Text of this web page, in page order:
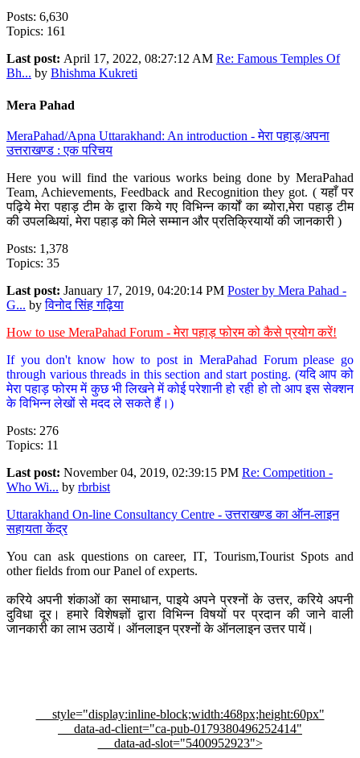
Posts: 6,630
Topics: 161
Last post: April 17, 2022, 08:27:12 AM Re: Famous Temples Of
Bh... by Bhishma Kukreti
Mera Pahad
MeraPahad/Apna Uttarakhand: An introduction - मेरा पहाड़/अपना
उत्तराखण्ड : एक परिचय
Here you will find the various works being done by MeraPahad
Team, Achievements, Feedback and Recognition they got. ( यहाँ पर
पढ़िये मेरा पहाड़ टीम के द्वारा किये गए विभिन्न कार्यों का ब्योरा,मेरा पहाड़ टीम
की उपलब्धियां, मेरा पहाड़ को मिले सम्मान और प्रतिक्रियायों की जानकारी )
Posts: 1,378
Topics: 35
Last post: January 17, 2019, 04:20:14 PM Poster by Mera Pahad -
G... byविनोद सिंह गढ़िया
How to use MeraPahad Forum - मेरा पहाड़ फोरम को कैसे प्रयोग करें!
If you don't know how to post in MeraPahad Forum please go
through various threads in this section and start posting. (यदि आप को
मेरा पहाड़ फोरम में कुछ भी लिखने में कोई परेशानी हो रही हो तो आप इस सेक्शन
के विभिन्न लेखों से मदद ले सकते हैं।)
Posts: 276
Topics: 11
Last post: November 04, 2019, 02:39:15 PM Re: Competition -
Who Wi... by rbrbist
Uttarakhand On-line Consultancy Centre - उत्तराखण्ड का ऑन-लाइन
सहायता केंद्र
You can ask questions on career, IT, Tourism,Tourist Spots and
other fields from our Panel of experts.
करिये अपनी शंकाओं का समाधान, पाइये अपने प्रश्नों के उत्तर, करिये अपनी
दुविधा दूर। हमारे विशेषज्ञों द्वारा विभिन्न विषयों पर प्रदान की जाने वाली
जानकारी का लाभ उठायें। ऑनलाइन प्रश्नों के ऑनलाइन उत्तर पायें।
style="display:inline-block;width:468px;height:60px"
data-ad-client="ca-pub-0179380496252414"
data-ad-slot="5400952923">